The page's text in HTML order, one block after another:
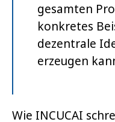
gesamten
konkretes
dezentrale
erzeugen
Wie INCUCAI